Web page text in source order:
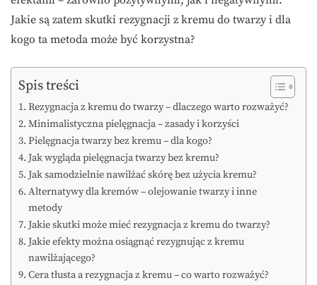
Jakie są zatem skutki rezygnacji z kremu do twarzy i dla
kogo ta metoda może być korzystna?
Spis treści
Rezygnacja z kremu do twarzy – dlaczego warto rozważyć?
Minimalistyczna pielęgnacja – zasady i korzyści
Pielęgnacja twarzy bez kremu – dla kogo?
Jak wygląda pielęgnacja twarzy bez kremu?
Jak samodzielnie nawilżać skórę bez użycia kremu?
Alternatywy dla kremów – olejowanie twarzy i inne
metody
Jakie skutki może mieć rezygnacja z kremu do twarzy?
Jakie efekty można osiągnąć rezygnując z kremu
nawilżającego?
Cera tłusta a rezygnacja z kremu – co warto rozważyć?